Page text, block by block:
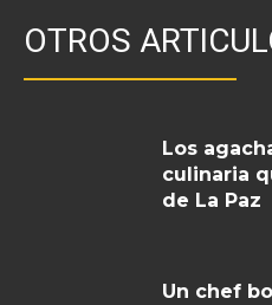
OTROS
Los
culinaria
de La Paz
Un chef